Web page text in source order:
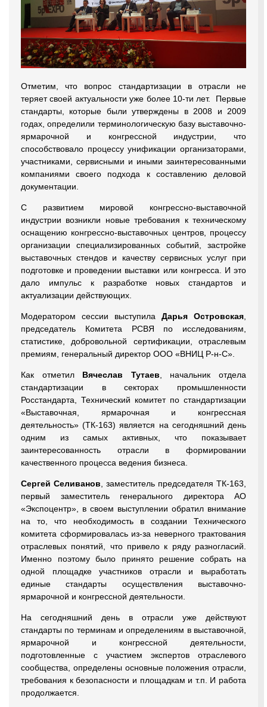
Отметим, что вопрос стандартизации в отрасли не
теряет своей актуальности уже более 10-ти лет. Первые
стандарты, которые были утверждены в 2008 и 2009
годах, определили терминологическую базу выставочно-
ярмарочной и конгрессной индустрии, что
способствовало процессу унификации организаторами,
участниками, сервисными и иными заинтересованными
компаниями своего подхода к составлению деловой
документации.
С развитием мировой конгрессно-выставочной
индустрии возникли новые требования к техническому
оснащению конгрессно-выставочных центров, процессу
организации специализированных событий, застройке
выставочных стендов и качеству сервисных услуг при
подготовке и проведении выставки или конгресса. И это
дало импульс к разработке новых стандартов и
актуализации действующих.
Модератором сессии выступила Дарья Островская,
председатель Комитета РСВЯ по исследованиям,
статистике, добровольной сертификации, отраслевым
премиям, генеральный директор ООО «ВНИЦ Р-н-С».
Как отметил Вячеслав Тутаев, начальник отдела
стандартизации в секторах промышленности
Росстандарта, Технический комитет по стандартизации
«Выставочная, ярмарочная и конгрессная
деятельность» (ТК-163) является на сегодняшний день
одним из самых активных, что показывает
заинтересованность отрасли в формировании
качественного процесса ведения бизнеса.
Сергей Селиванов, заместитель председателя ТК-163,
первый заместитель генерального директора АО
«Экспоцентр», в своем выступлении обратил внимание
на то, что необходимость в создании Технического
комитета сформировалась из-за неверного трактования
отраслевых понятий, что привело к ряду разногласий.
Именно поэтому было принято решение собрать на
одной площадке участников отрасли и выработать
единые стандарты осуществления выставочно-
ярмарочной и конгрессной деятельности.
На сегодняшний день в отрасли уже действуют
стандарты по терминам и определениям в выставочной,
ярмарочной и конгрессной деятельности,
подготовленные с участием экспертов отраслевого
сообщества, определены основные положения отрасли,
требования к безопасности и площадкам и т.п. И работа
продолжается.